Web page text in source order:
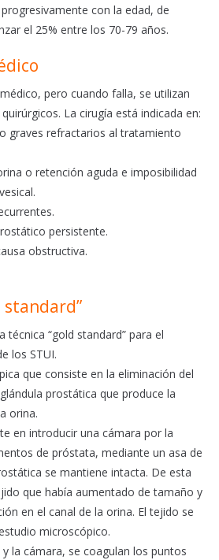
con la edad, de
el 25% entre los 70-79 años.
pero cuando falla, se utilizan
La cirugía está indicada en:
graves refractarios al tratamiento
o retención aguda e imposibilidad
persistente.
obstructiva.
standard”
técnica “gold standard” para el
los STUI.
que consiste en la eliminación del
prostática que produce la
orina.
en introducir una cámara por la
de próstata, mediante un asa de
se mantiene intacta. De esta
que había aumentado de tamaño y
en el canal de la orina. El tejido se
microscópico.
la cámara, se coagulan los puntos